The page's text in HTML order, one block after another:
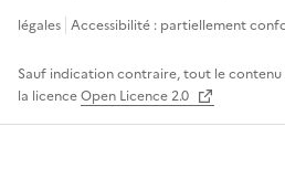
légales Accessibilité : partiellement
Sauf indication contraire, tout le contenu
la licenceOpen Licence 2.0